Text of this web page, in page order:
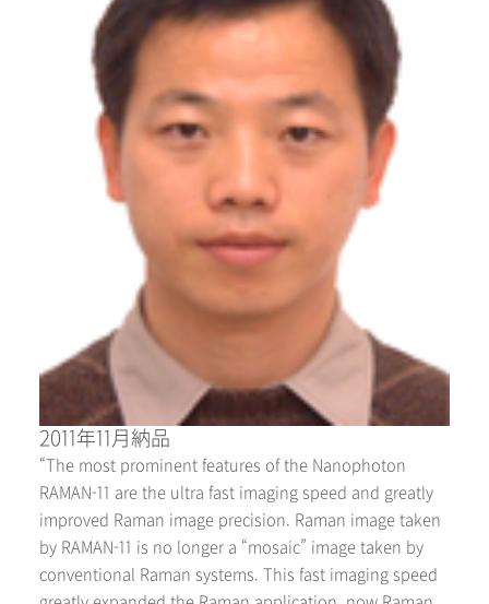
2011年11月納品
“The most prominent features of the Nanophoton
RAMAN-11 are the ultra fast imaging speed and greatly
improved Raman image precision. Raman image taken
by RAMAN-11 is no longer a “mosaic” image taken by
conventional Raman systems. This fast imaging speed